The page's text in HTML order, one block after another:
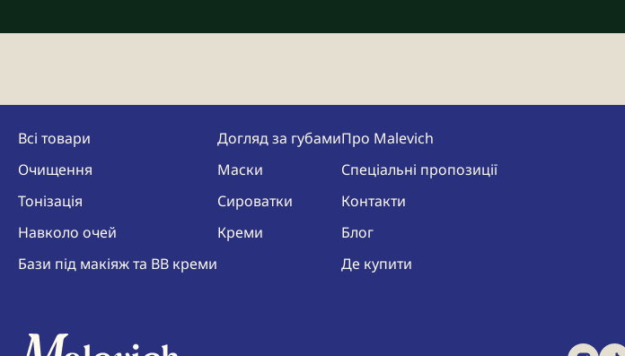
Всі товари
Очищення
Тонізація
Навколо очей
Бази під макіяж та BB креми
Догляд за губами
Маски
Сироватки
Креми
Про Malevich
Спеціальні пропозиції
Контакти
Блог
Де купити